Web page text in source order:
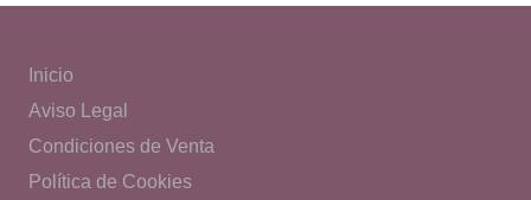
Inicio
Aviso Legal
Condiciones de Venta
Política de Cookies